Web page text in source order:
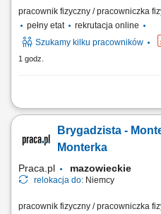
pracownik fizyczny / pracowniczka
pełny etat
rekrutacja online
Szukamy kilku pracowników
1 godz.
Zakres obowiązków: Układanie
przygotowanie podbudowy pod
standardy jakościowe, estetykę prac
Brygadzista -
Monterka
Praca.pl mazowieckie
relokacja do: Niemcy
pracownik fizyczny / pracowniczka